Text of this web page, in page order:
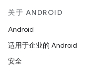
关于 ANDROID
Android
适用于企业的 Android
安全